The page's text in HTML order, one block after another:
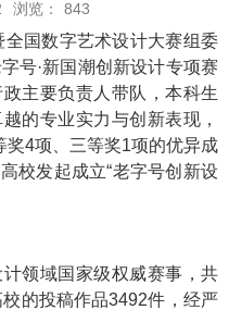
浏览： 843
国数字艺术设计大赛组委
号·新国潮创新设计专项赛
主要负责人带队，本科生
的专业实力与创新表现，
4项、三等奖1项的优异成
校发起成立“老字号创新设
领域国家级权威赛事，共
的投稿作品3492件，经严